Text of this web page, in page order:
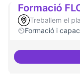
Formació
Treballem el
Formació i